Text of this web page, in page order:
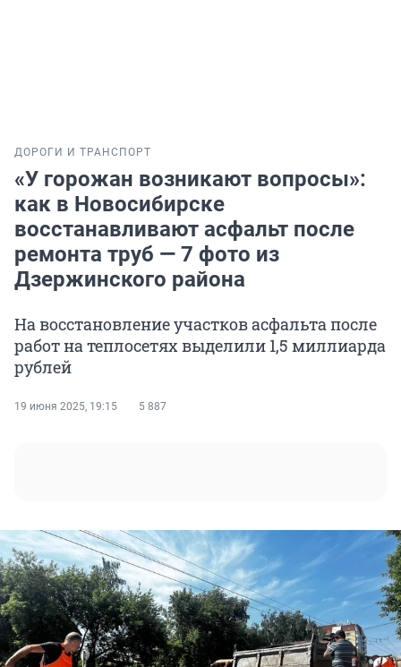
ДОРОГИ И ТРАНСПОРТ
«У горожан возникают вопросы»:
как в Новосибирске
восстанавливают асфальт после
ремонта труб — 7 фото из
Дзержинского района
На восстановление участков асфальта после
работ на теплосетях выделили 1,5 миллиарда
рублей
19 июня 2025, 19:15 5 887